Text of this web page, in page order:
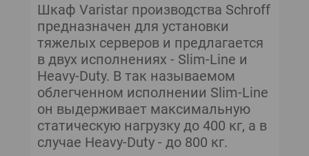
ВИДЕОТЕХНОЛОГИИ
ИССЛЕДОВАНИЯ
Шкаф Varistar производства Schroff
предназначен для установки
тяжелых серверов и предлагается
в двух исполнениях - Slim-Line и
Heavy-Duty. В так называемом
облегченном исполнении Slim-Line
он выдерживает максимальную
статическую нагрузку до 400 кг, а в
случае Heavy-Duty - до 800 кг.